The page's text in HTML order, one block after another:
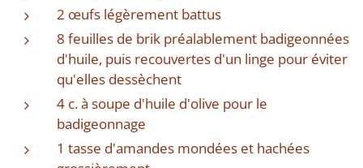
2 œufs légèrement battus
8 feuilles de brik préalablement badigeonnées
d'huile, puis recouvertes d'un linge pour éviter
qu'elles dessèchent
4 c. à soupe d'huile d'olive pour le
badigeonnage
1 tasse d'amandes mondées et hachées